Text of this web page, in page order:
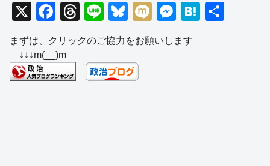
X
F
a
c
e
b
T
hr
e
a
d
Li
n
e
Bl
u
e
sk
y
M
ixi
M
e
ss
H
まずは、クリックのご協力をお願いします
↓↓↓m(__)m